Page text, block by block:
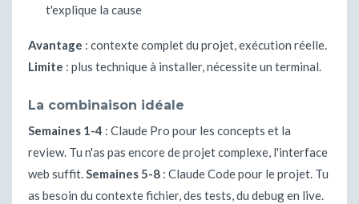
t'explique la cause
Avantage : contexte complet du projet, exécution réelle.
Limite : plus technique à installer, nécessite un terminal.
La combinaison idéale
Semaines 1-4 : Claude Pro pour les concepts et la
review. Tu n'as pas encore de projet complexe, l'interface
web suffit.Semaines 5-8 : Claude Code pour le projet. Tu
as besoin du contexte fichier, des tests, du debug en live.